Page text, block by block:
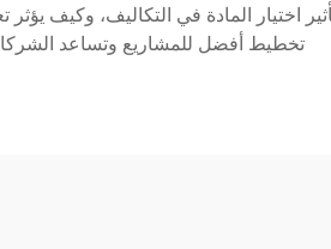
اختيار المادة في التكاليف، وكيف
تخطيط أفضل للمشاريع وتساعد